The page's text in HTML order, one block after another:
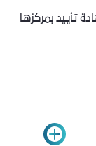
تأييد بمركزها